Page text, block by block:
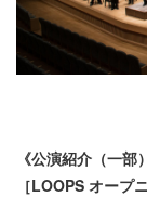
《公演紹介（一部
［LOOPS オープ